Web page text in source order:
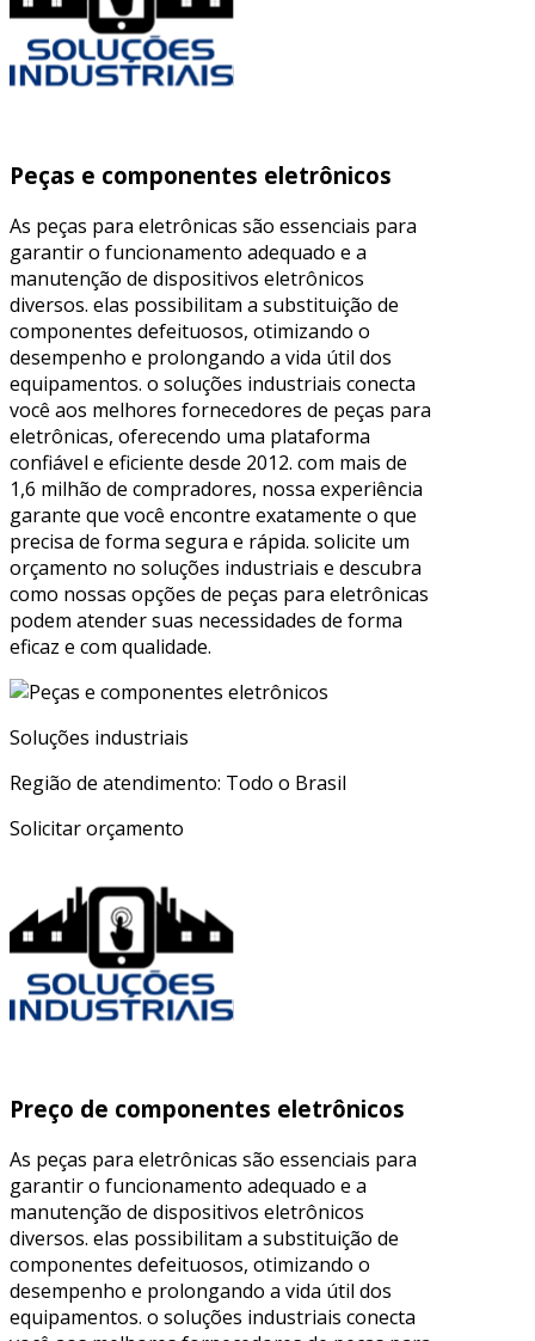
Peças e componentes eletrônicos
As peças para eletrônicas são essenciais para
garantir o funcionamento adequado e a
manutenção de dispositivos eletrônicos
diversos. elas possibilitam a substituição de
componentes defeituosos, otimizando o
desempenho e prolongando a vida útil dos
equipamentos. o soluções industriais conecta
você aos melhores fornecedores de peças para
eletrônicas, oferecendo uma plataforma
confiável e eficiente desde 2012. com mais de
1,6 milhão de compradores, nossa experiência
garante que você encontre exatamente o que
precisa de forma segura e rápida. solicite um
orçamento no soluções industriais e descubra
como nossas opções de peças para eletrônicas
podem atender suas necessidades de forma
eficaz e com qualidade.
Soluções industriais
Região de atendimento: Todo o Brasil
Solicitar orçamento
Preço de componentes eletrônicos
As peças para eletrônicas são essenciais para
garantir o funcionamento adequado e a
manutenção de dispositivos eletrônicos
diversos. elas possibilitam a substituição de
componentes defeituosos, otimizando o
desempenho e prolongando a vida útil dos
equipamentos. o soluções industriais conecta